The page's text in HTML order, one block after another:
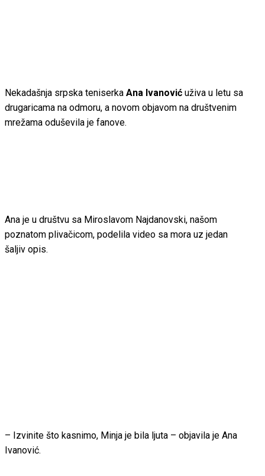
Nekadašnja srpska teniserka Ana Ivanović uživa u letu sa
drugaricama na odmoru, a novom objavom na društvenim
mrežama oduševila je fanove.
Ana je u društvu sa Miroslavom Najdanovski, našom
poznatom plivačicom, podelila video sa mora uz jedan
šaljiv opis.
– Izvinite što kasnimo, Minja je bila ljuta – objavila je Ana
Ivanović.